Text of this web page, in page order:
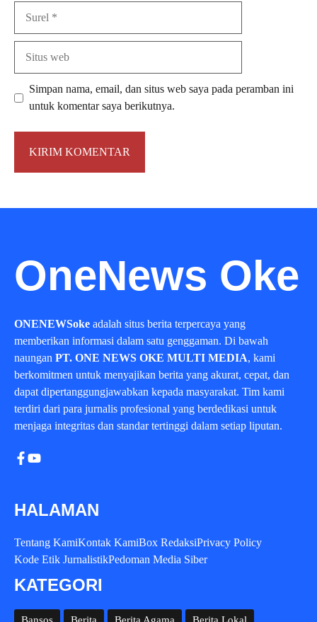
Simpan nama, email, dan situs web saya pada peramban ini
untuk komentar saya berikutnya.
OneNews Oke
ONENEWSoke adalah situs berita terpercaya yang
memberikan informasi dalam satu genggaman. Di bawah
naungan PT. ONE NEWS OKE MULTI MEDIA, kami
berkomitmen untuk menyajikan berita yang akurat, cepat, dan
dapat dipertanggungjawabkan kepada masyarakat. Tim kami
terdiri dari para jurnalis profesional yang berdedikasi untuk
menjaga integritas dan standar tertinggi dalam setiap liputan.
HALAMAN
Tentang KamiKontak KamiBox RedaksiPrivacy Policy
Kode Etik JurnalistikPedoman Media Siber
KATEGORI